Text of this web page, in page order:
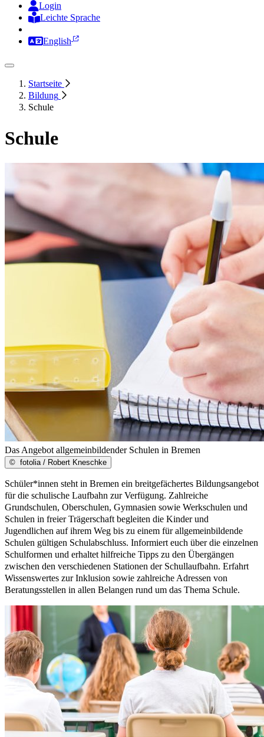
Login
Leichte Sprache
English
Startseite
Bildung
Schule
Schule
Das Angebot allgemeinbildender Schulen in Bremen
© fotolia / Robert Kneschke
Schüler*innen steht in Bremen ein breitgefächertes Bildungsangebot
für die schulische Laufbahn zur Verfügung. Zahlreiche
Grundschulen, Oberschulen, Gymnasien sowie Werkschulen und
Schulen in freier Trägerschaft begleiten die Kinder und
Jugendlichen auf ihrem Weg bis zu einem für allgemeinbildende
Schulen gültigen Schulabschluss. Informiert euch über die einzelnen
Schulformen und erhaltet hilfreiche Tipps zu den Übergängen
zwischen den verschiedenen Stationen der Schullaufbahn. Erfahrt
Wissenswertes zur Inklusion sowie zahlreiche Adressen von
Beratungsstellen in allen Belangen rund um das Thema Schule.